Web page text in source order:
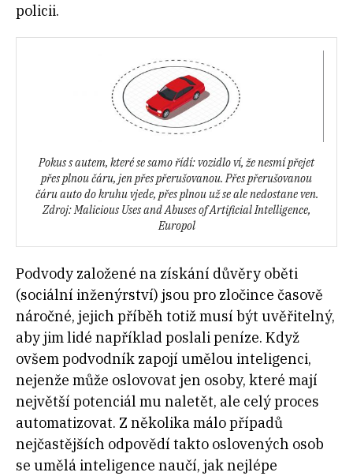
policii.
Pokus s autem, které se samo řídí: vozidlo ví, že nesmí přejet
přes plnou čáru, jen přes přerušovanou. Přes přerušovanou
čáru auto do kruhu vjede, přes plnou už se ale nedostane ven.
Zdroj: Malicious Uses and Abuses of Artificial Intelligence,
Europol
Podvody založené na získání důvěry oběti
(sociální inženýrství) jsou pro zločince časově
náročné, jejich příběh totiž musí být uvěřitelný,
aby jim lidé například poslali peníze. Když
ovšem podvodník zapojí umělou inteligenci,
nejenže může oslovovat jen osoby, které mají
největší potenciál mu naletět, ale celý proces
automatizovat. Z několika málo případů
nejčastějších odpovědí takto oslovených osob
se umělá inteligence naučí, jak nejlépe